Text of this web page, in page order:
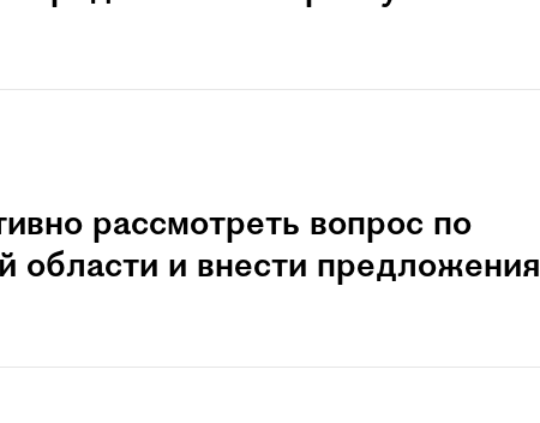
рассмотреть вопрос по
области и внести предложения